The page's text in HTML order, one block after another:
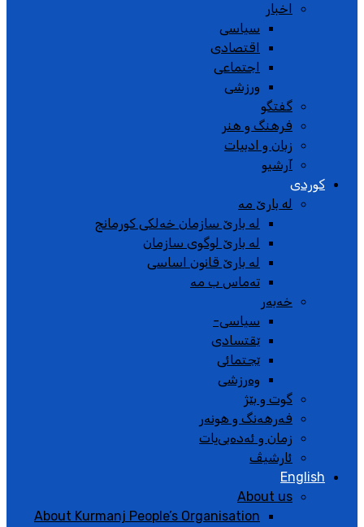
اخبار
سیاسی
اقتصادی
اجتماعی
ورزشی
گفتگو
فرهنگ و هنر
زبان و ادبیات
آرشیو
کوردی
له بارێ مە
لە بارێ سازمان خەلکی کورمانج
لە بارێ لوگوی سازمان
لە بارێ قانون اساسی
تەماس ب مە
خەبەر
سیاسی-
ێقتسادی
ێجتمائی
وەرزشی
گوت و بێژ
فەرهەنگ و هونەر
زمان و ئەدەبی‌یات
ئارشیڤ
English
About us
About Kurmanj People’s Organisation